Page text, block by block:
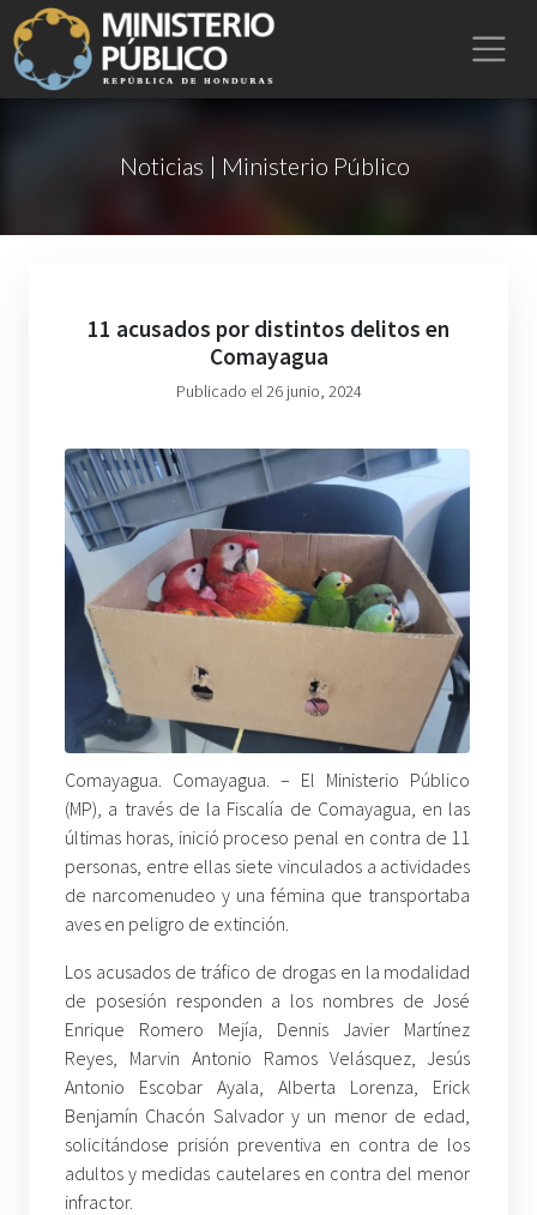
Noticias | Ministerio Público
11 acusados por distintos delitos en
Comayagua
Publicado el 26 junio, 2024
Comayagua. Comayagua. – El Ministerio Público
(MP), a través de la Fiscalía de Comayagua, en las
últimas horas, inició proceso penal en contra de 11
personas, entre ellas siete vinculados a actividades
de narcomenudeo y una fémina que transportaba
aves en peligro de extinción.
Los acusados de tráfico de drogas en la modalidad
de posesión responden a los nombres de José
Enrique Romero Mejía, Dennis Javier Martínez
Reyes, Marvin Antonio Ramos Velásquez, Jesús
Antonio Escobar Ayala, Alberta Lorenza, Erick
Benjamín Chacón Salvador y un menor de edad,
solicitándose prisión preventiva en contra de los
adultos y medidas cautelares en contra del menor
infractor.